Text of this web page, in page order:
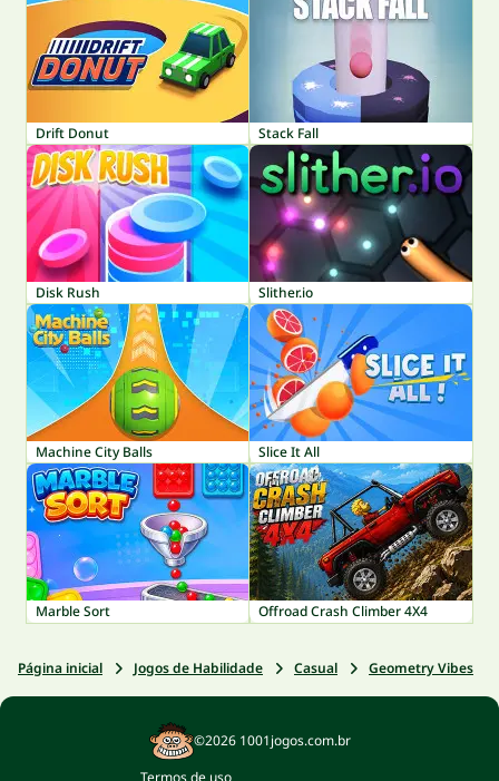
Drift Donut Stack Fall
Disk Rush Slither.io
Machine City Balls Slice It All
Marble Sort Offroad Crash Climber 4X4
Página inicial Jogos de Habilidade Casual Geometry Vibes
©2026 1001jogos.com.br
Termos de uso